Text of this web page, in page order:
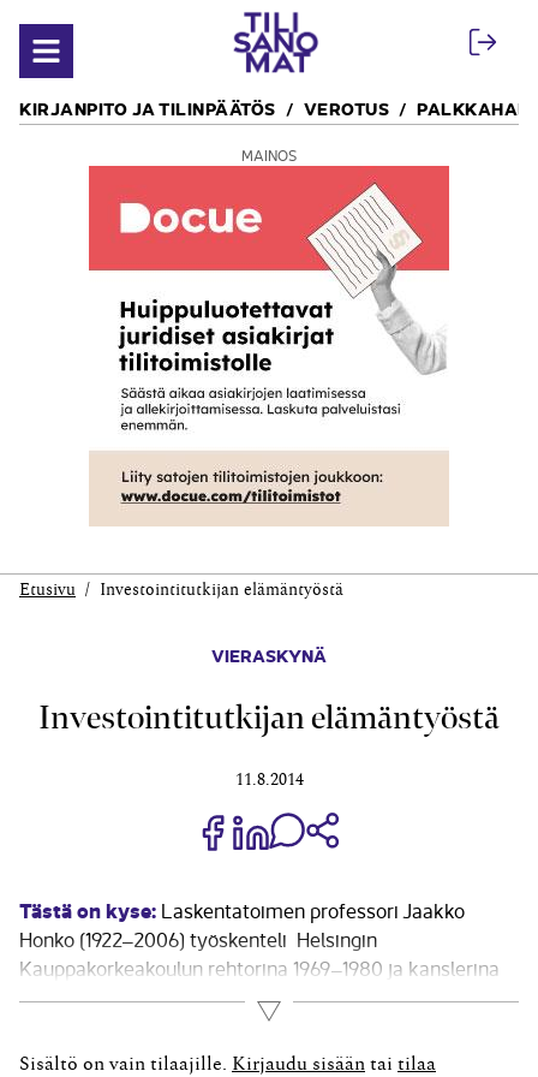
Avaa valikko
KIRJANPITO JA TILINPÄÄTÖS VEROTUS
MAINOS
Etusivu Investointitutkijan elämäntyöstä
VIERASKYNÄ
Investointitutkijan elämäntyöstä
11.8.2014
Jaa Share on Facebook
Jaa Share on LinkedIn
Jaa WhatsApp-viestinä
Tästä on kyse: Laskentatoimen professori Jaakko
Honko (1922–2006) työskenteli Helsingin
Kauppakorkeakoulun rehtorina 1969–1980 ja kanslerina
1980–1989. 31-vuotiaan Hongon väitöskirja ”Koneen
edullisin pitoaika ja investointilaskelmat” ilmestyi 1955.
Kansainvälisen investointitutkimuksen kautta välittyi
Lue lisää
Sisältö on vain tilaajille. Kirjaudu sisään tai tilaa